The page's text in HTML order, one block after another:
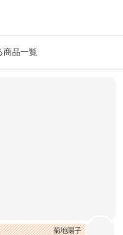
商品一覧
菊地陽子